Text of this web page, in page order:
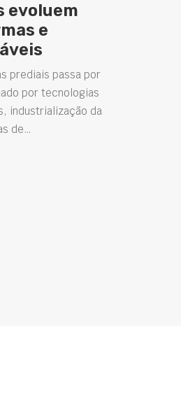
evoluem
e
prediais passa por
por tecnologias
industrialização da
de…